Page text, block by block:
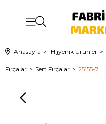
Anasayfa Hijyenik Ürünler
Fırçalar Sert Fırçalar 25155-7